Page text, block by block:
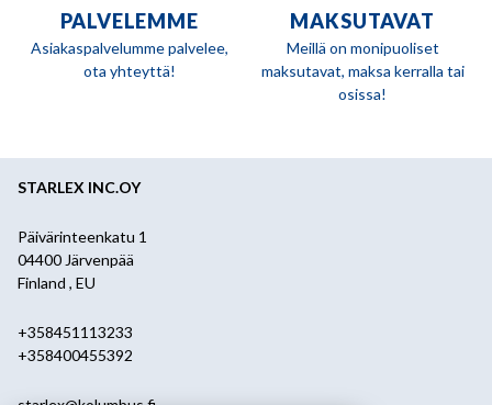
PALVELEMME
Asiakaspalvelumme palvelee,
ota yhteyttä!
MAKSUTAVAT
Meillä on monipuoliset
maksutavat, maksa kerralla tai
osissa!
STARLEX INC.OY
Päivärinteenkatu 1
04400 Järvenpää
Finland , EU
+358451113233
+358400455392